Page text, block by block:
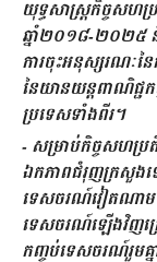
យុទ្ធសាស្រ្តកិច្ចសហប្
ឆ្នាំ២០១៨-២០២៥ និ
ការចុះអនុស្សរណៈន
នៃយានយន្តពាណិជ្ជក
ប្រទេសទាំងពីរ។
- សម្រាប់កិច្ចសហប្រ
ឯកភាពជំរុញក្រសួង
ទេសចរណ៍វៀតណាម ឱ្យ
ទេសចរណ៍ឡើងវិញក្រ
កញ្ចប់ទេសចរណ៍រួមគ្